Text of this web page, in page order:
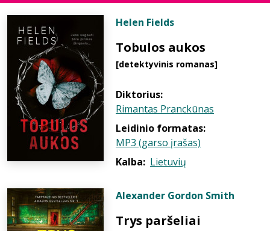
Helen Fields
Tobulos aukos
[detektyvinis romanas]
Diktorius:
Rimantas Pranckūnas
Leidinio formatas:
MP3 (garso įrašas)
Kalba: Lietuvių
Alexander Gordon Smith
Trys paršeliai